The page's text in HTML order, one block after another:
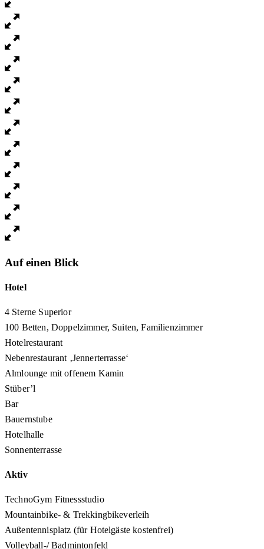
Auf einen Blick
Hotel
4 Sterne Superior
100 Betten, Doppelzimmer, Suiten, Familienzimmer
Hotelrestaurant
Nebenrestaurant ‚Jennerterrasse‘
Almlounge mit offenem Kamin
Stüber’l
Bar
Bauernstube
Hotelhalle
Sonnenterrasse
Aktiv
TechnoGym Fitnessstudio
Mountainbike- & Trekkingbikeverleih
Außentennisplatz (für Hotelgäste kostenfrei)
Volleyball-/ Badmintonfeld